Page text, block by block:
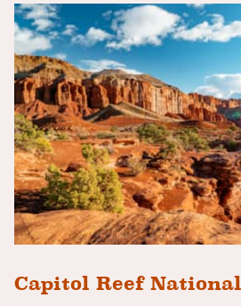
Capitol Reef